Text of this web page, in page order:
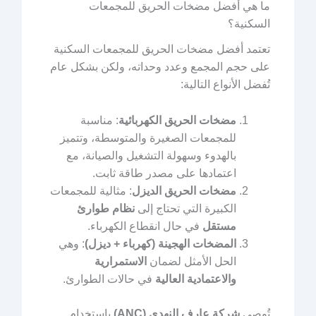
ما هي أفضل مضخات الحريق للمجمعات
السكنية؟
تعتمد أفضل مضخات الحريق للمجمعات السكنية
على حجم المجمع وعدد وحداته، ولكن بشكل عام
تُفضل الأنواع التالية:
مضخات الحريق الكهربائية: مناسبة
للمجمعات الصغيرة والمتوسطة، وتتميز
بالهدوء وسهولة التشغيل والصيانة، مع
اعتمادها على مصدر طاقة ثابت.
مضخات الحريق الديزل: مثالية للمجمعات
الكبيرة التي تحتاج إلىنظام طوارئ
مستقل في حال انقطاع الكهرباء.
المضخات الهجينة (كهرباء + ديزل): وهي
الحل الأمثل لضمان الاستمرارية
والاعتمادية العالية في حالات الطوارئ.
تُوصيشركة عارف النهدي (ANC) باستخدام